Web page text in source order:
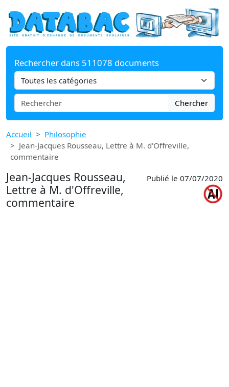
Rechercher dans 511078 documents
Chercher
Accueil
Philosophie
Jean-Jacques Rousseau, Lettre à M. d'Offreville,
commentaire
Jean-Jacques Rousseau,
Lettre à M. d'Offreville,
commentaire
Publié le 07/07/2020